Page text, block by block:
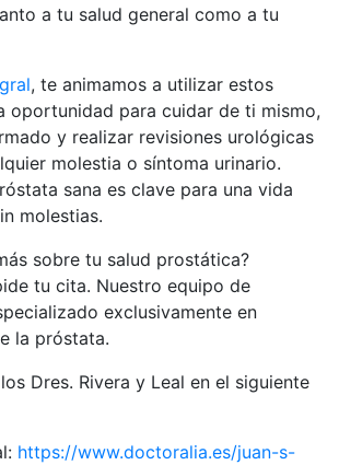
a tu salud general como a tu
, te animamos a utilizar estos
oportunidad para cuidar de ti mismo,
y realizar revisiones urológicas
molestia o síntoma urinario.
sana es clave para una vida
molestias.
sobre tu salud prostática?
tu cita. Nuestro equipo de
exclusivamente en
la próstata.
Dres. Rivera y Leal en el siguiente
https://www.doctoralia.es/juan-s-